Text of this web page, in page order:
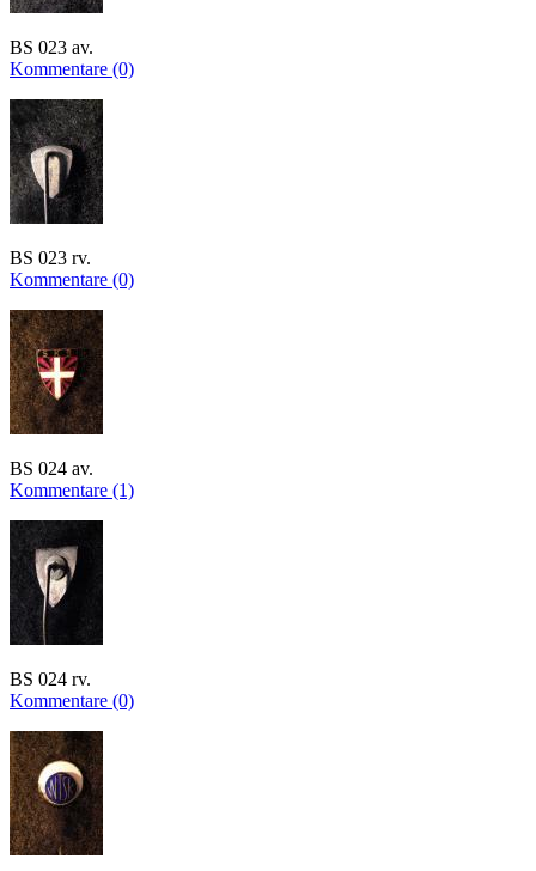
BS 023 av.
Kommentare (0)
BS 023 rv.
Kommentare (0)
BS 024 av.
Kommentare (1)
BS 024 rv.
Kommentare (0)